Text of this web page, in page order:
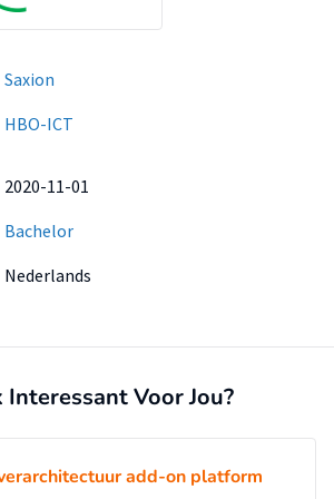
proces geïmplementeerd werd om te
worden.
samenwerken aan een
Saxion
HBO-ICT
2020-11-01
Bachelor
Nederlands
Interessant Voor Jou?
add-on platform